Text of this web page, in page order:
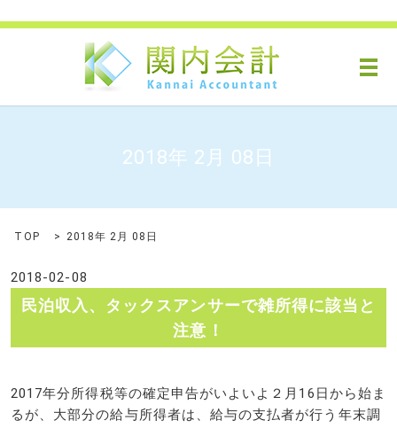
メ
2018年 2月 08日
TOP 2018年 2月 08日
2018-02-08
民泊収入、タックスアンサーで雑所得に該当と
注意！
2017年分所得税等の確定申告がいよいよ２月16日から始ま
るが、大部分の給与所得者は、給与の支払者が行う年末調